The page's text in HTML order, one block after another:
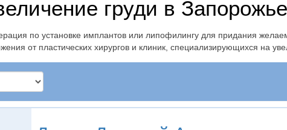
груди в Запорожье
по установке имплантов или липофилингу для придания
от пластических хирургов и клиник, специализирующихся на